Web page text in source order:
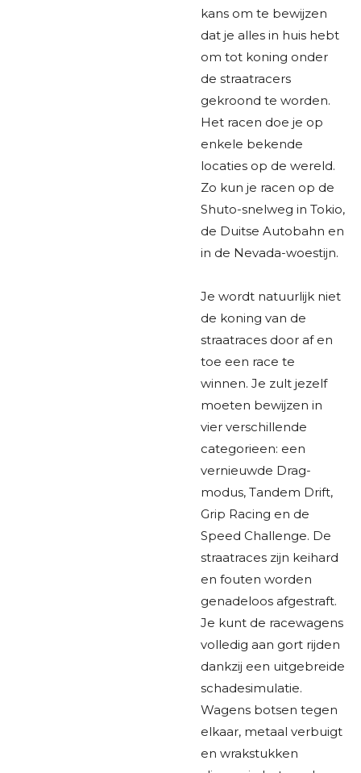
kans om te bewijzen
dat je alles in huis hebt
om tot koning onder
de straatracers
gekroond te worden.
Het racen doe je op
enkele bekende
locaties op de wereld.
Zo kun je racen op de
Shuto-snelweg in Tokio,
de Duitse Autobahn en
in de Nevada-woestijn.
Je wordt natuurlijk niet
de koning van de
straatraces door af en
toe een race te
winnen. Je zult jezelf
moeten bewijzen in
vier verschillende
categorieen: een
vernieuwde Drag-
modus, Tandem Drift,
Grip Racing en de
Speed Challenge. De
straatraces zijn keihard
en fouten worden
genadeloos afgestraft.
Je kunt de racewagens
volledig aan gort rijden
dankzij een uitgebreide
schadesimulatie.
Wagens botsen tegen
elkaar, metaal verbuigt
en wrakstukken